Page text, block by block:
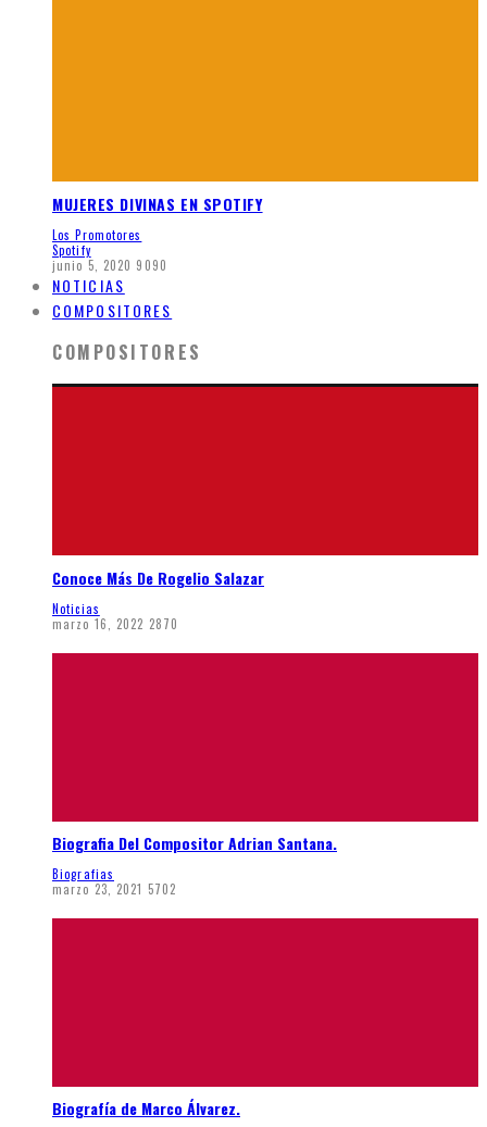
MUJERES DIVINAS EN SPOTIFY
Los Promotores
Spotify
junio 5, 2020 9090
NOTICIAS
COMPOSITORES
COMPOSITORES
Conoce Más De Rogelio Salazar
Noticias
marzo 16, 2022 2870
Biografia Del Compositor Adrian Santana.
Biografias
marzo 23, 2021 5702
Biografía de Marco Álvarez.